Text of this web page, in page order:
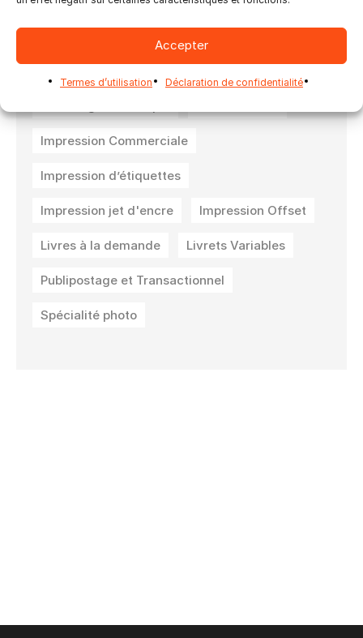
Accepter
Termes d’utilisation Déclaration de confidentialité
Impression Commerciale
Impression d’étiquettes
Impression jet d'encre Impression Offset
Livres à la demande Livrets Variables
Publipostage et Transactionnel
Spécialité photo